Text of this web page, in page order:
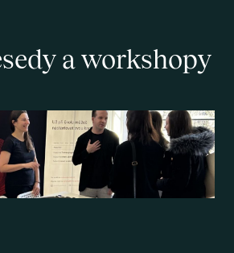
a workshopy